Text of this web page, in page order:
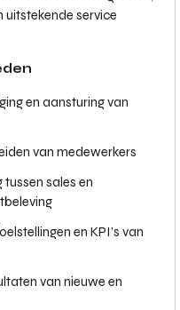
uitstekende service
en aansturing van
van medewerkers
sales en
en KPI’s van
van nieuwe en